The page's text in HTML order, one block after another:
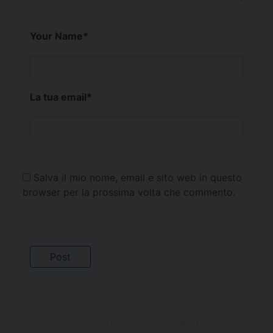
Your Name*
La tua email*
Salva il mio nome, email e sito web in questo
browser per la prossima volta che commento.